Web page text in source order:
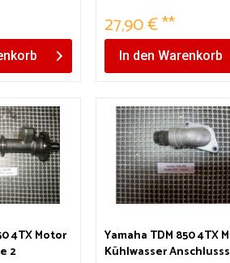
27,90 € **
In den Warenkorb
4TX Motor
2
Yamaha TDM 850 4TX
Kühlwasser